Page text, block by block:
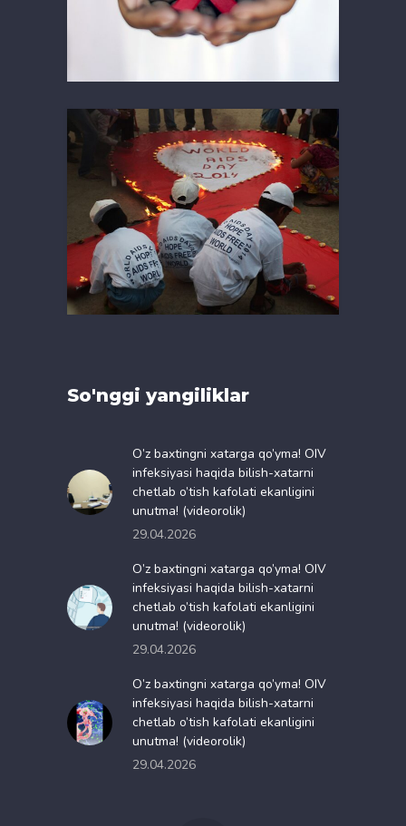
So'nggi yangiliklar
O’z baxtingni xatarga qo’yma! OIV
infeksiyasi haqida bilish-xatarni
chetlab o’tish kafolati ekanligini
unutma! (videorolik)
29.04.2026
O’z baxtingni xatarga qo’yma! OIV
infeksiyasi haqida bilish-xatarni
chetlab o’tish kafolati ekanligini
unutma! (videorolik)
29.04.2026
O’z baxtingni xatarga qo’yma! OIV
infeksiyasi haqida bilish-xatarni
chetlab o’tish kafolati ekanligini
unutma! (videorolik)
29.04.2026